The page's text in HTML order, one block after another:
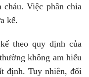
Việc phân chia
kế.
theo quy định của
không am hiểu
định. Tuy nhiên, đối